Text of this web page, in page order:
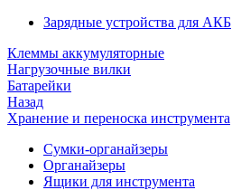
Зарядные устройства для АКБ
Клеммы аккумуляторные
Нагрузочные вилки
Батарейки
Назад
Хранение и переноска инструмента
Сумки-органайзеры
Органайзеры
Ящики для инструмента